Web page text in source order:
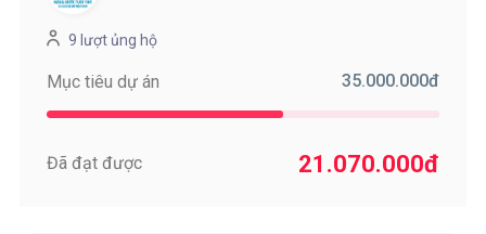
9 lượt ủng hộ
Mục tiêu dự án 35.000.000đ
Đã đạt được 21.070.000đ